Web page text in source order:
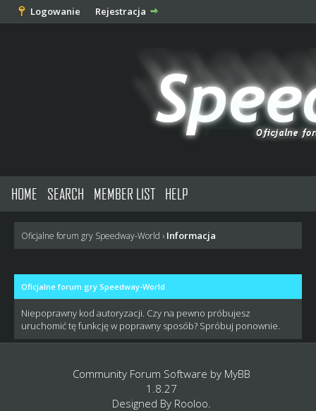
Logowanie Rejestracja
HOME SEARCH MEMBER LIST HELP
Oficjalne forum gry Speedway-World › Informacja
Oficjalne forum gry Speedway-World
Niepoprawny kod autoryzacji. Czy na pewno próbujesz
uruchomić tę funkcję w poprawny sposób? Spróbuj ponownie.
Community Forum Software by MyBB
1.8.27
Designed By Rooloo.